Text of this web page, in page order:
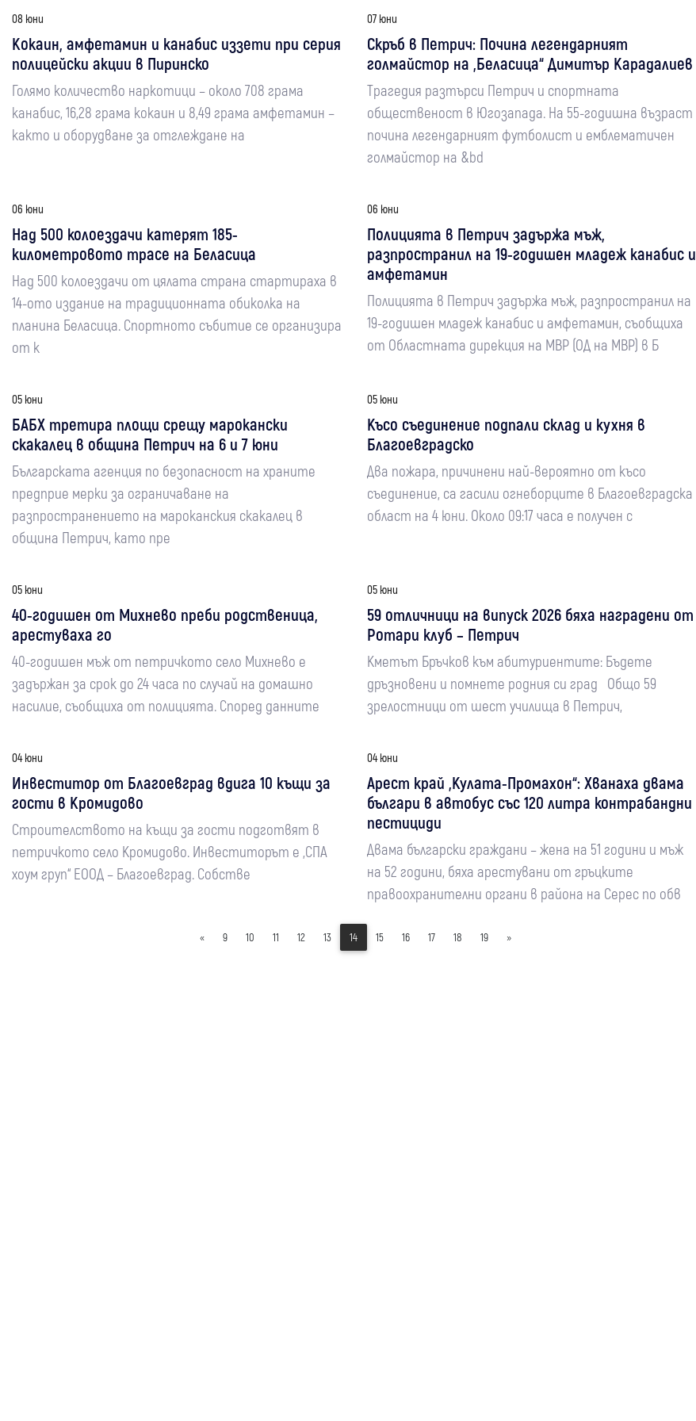
08 юни
Кокаин, амфетамин и канабис иззети при серия
полицейски акции в Пиринско
Голямо количество наркотици – около 708 грама
канабис, 16,28 грама кокаин и 8,49 грама амфетамин –
както и оборудване за отглеждане на
07 юни
Скръб в Петрич: Почина легендарният
голмайстор на „Беласица“ Димитър Карадалиев
Трагедия разтърси Петрич и спортната
общественост в Югозапада. На 55-годишна възраст
почина легендарният футболист и емблематичен
голмайстор на &bd
06 юни
Над 500 колоездачи катерят 185-
километровото трасе на Беласица
Над 500 колоездачи от цялата страна стартираха в
14-ото издание на традиционната обиколка на
планина Беласица. Спортното събитие се организира
от к
06 юни
Полицията в Петрич задържа мъж,
разпространил на 19-годишен младеж канабис и
амфетамин
Полицията в Петрич задържа мъж, разпространил на
19-годишен младеж канабис и амфетамин, съобщиха
от Областната дирекция на МВР (ОД на МВР) в Б
05 юни
БАБХ третира площи срещу марокански
скакалец в община Петрич на 6 и 7 юни
Българската агенция по безопасност на храните
предприе мерки за ограничаване на
разпространението на мароканския скакалец в
община Петрич, като пре
05 юни
Късо съединение подпали склад и кухня в
Благоевградско
Два пожара, причинени най-вероятно от късо
съединение, са гасили огнеборците в Благоевградска
област на 4 юни. Около 09:17 часа е получен с
05 юни
40-годишен от Михнево преби родственица,
арестуваха го
40-годишен мъж от петричкото село Михнево е
задържан за срок до 24 часа по случай на домашно
насилие, съобщиха от полицията. Според данните
05 юни
59 отличници на випуск 2026 бяха наградени от
Ротари клуб – Петрич
Кметът Бръчков към абитуриентите: Бъдете
дръзновени и помнете родния си град Общо 59
зрелостници от шест училища в Петрич,
04 юни
Инвеститор от Благоевград вдига 10 къщи за
гости в Кромидово
Строителството на къщи за гости подготвят в
петричкото село Кромидово. Инвеститорът е „СПА
хоум груп“ ЕООД – Благоевград. Собстве
04 юни
Арест край „Кулата-Промахон“: Хванаха двама
българи в автобус със 120 литра контрабандни
пестициди
Двама български граждани – жена на 51 години и мъж
на 52 години, бяха арестувани от гръцките
правоохранителни органи в района на Серес по обв
« 9 10 11 12 13 14 15 16 17 18 19 »